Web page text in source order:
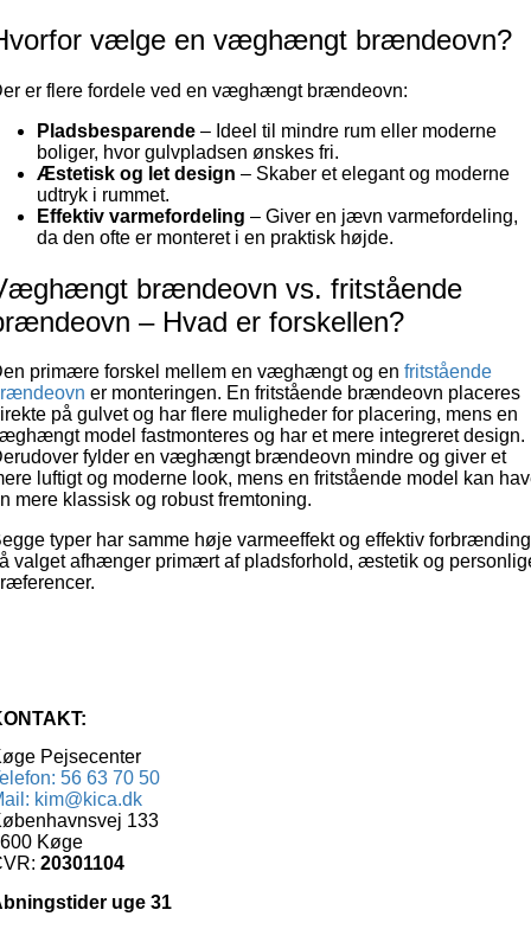
vælge en væghængt brændeovn?
er flere fordele ved en væghængt brændeovn:
Pladsbesparende – Ideel til mindre rum eller moderne
boliger, hvor gulvpladsen ønskes fri.
Æstetisk og let design – Skaber et elegant og moderne
udtryk i rummet.
Effektiv varmefordeling – Giver en jævn varmefordeling,
da den ofte er monteret i en praktisk højde.
brændeovn vs. fritstående
– Hvad er forskellen?
primære forskel mellem en væghængt og enfritstående
er monteringen. En fritstående brændeovn placeres
på gulvet og har flere muligheder for placering, mens en
model fastmonteres og har et mere integreret design.
fylder en væghængt brændeovn mindre og giver et
luftigt og moderne look, mens en fritstående model kan
mere klassisk og robust fremtoning.
typer har samme høje varmeeffekt og effektiv
valget afhænger primært af pladsforhold, æstetik og
Pejsecenter
56 63 70 50
kim@kica.dk
133
Køge
20301104
uge 31